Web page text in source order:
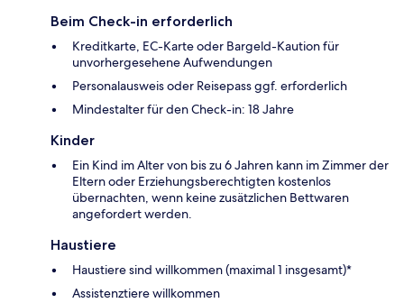
Beim Check-in erforderlich
Kreditkarte, EC-Karte oder Bargeld-Kaution für
unvorhergesehene Aufwendungen
Personalausweis oder Reisepass ggf. erforderlich
Mindestalter für den Check-in: 18 Jahre
Kinder
Ein Kind im Alter von bis zu 6 Jahren kann im Zimmer der
Eltern oder Erziehungsberechtigten kostenlos
übernachten, wenn keine zusätzlichen Bettwaren
angefordert werden.
Haustiere
Haustiere sind willkommen (maximal 1 insgesamt)*
Assistenztiere willkommen